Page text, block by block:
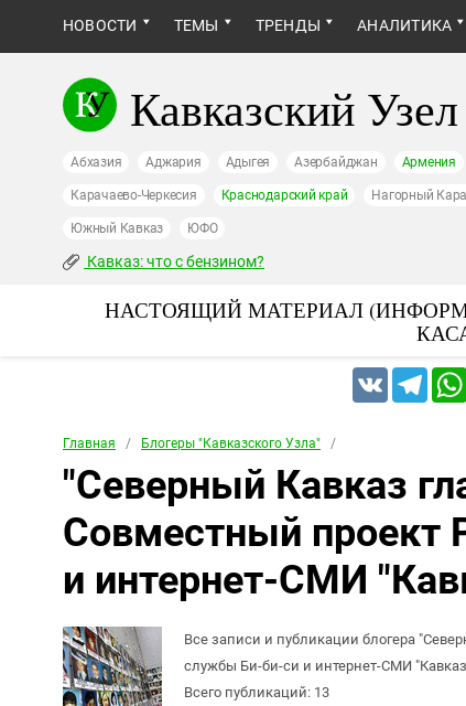
НОВОСТИ ТЕМЫ ТРЕНДЫ АНАЛИТИКА
Кавказский Узел
Абхазия Аджария Адыгея Азербайджан Армения
Карачаево-Черкесия Краснодарский край Нагорный
Южный Кавказ ЮФО
Кавказ: что с бензином?
НАСТОЯЩИЙ МАТЕРИАЛ
VK
Главная / Блогеры "Кавказского Узла" /
"Северный Кавказ
Совместный проект
и интернет-СМИ
Все записи и публикации блогера
службы Би-би-си и интернет-СМИ
Всего публикаций: 13